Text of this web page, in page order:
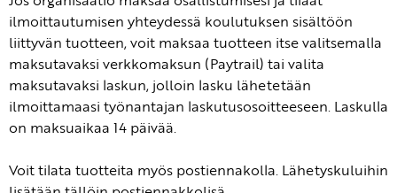
ilmoittautumisen yhteydessä koulutuksen sisältöön
liittyvän tuotteen, voit maksaa tuotteen itse valitsemalla
maksutavaksi verkkomaksun (Paytrail) tai valita
maksutavaksi laskun, jolloin lasku lähetetään
ilmoittamaasi työnantajan laskutusosoitteeseen. Laskulla
on maksuaikaa 14 päivää.
Voit tilata tuotteita myös postiennakolla. Lähetyskuluihin